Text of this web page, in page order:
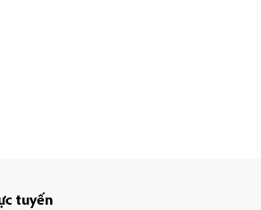
tuyến